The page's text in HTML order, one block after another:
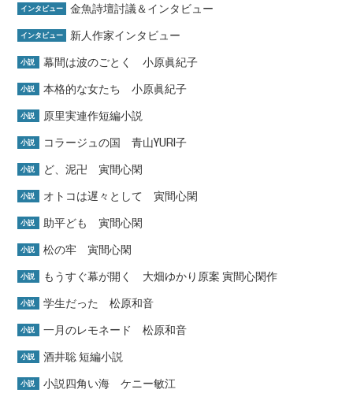
インタビュー 金魚詩壇討議＆インタビュー
インタビュー 新人作家インタビュー
小説 幕間は波のごとく 小原眞紀子
小説 本格的な女たち 小原眞紀子
小説 原里実連作短編小説
小説 コラージュの国 青山YURI子
小説 ど、泥卍 寅間心閑
小説 オトコは遅々として 寅間心閑
小説 助平ども 寅間心閑
小説 松の牢 寅間心閑
小説 もうすぐ幕が開く 大畑ゆかり原案 寅間心閑作
小説 学生だった 松原和音
小説 一月のレモネード 松原和音
小説 酒井聡 短編小説
小説 小説四角い海 ケニー敏江